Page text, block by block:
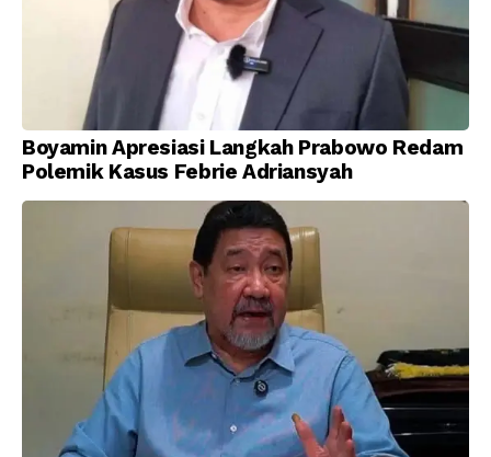
Boyamin Apresiasi Langkah Prabowo Redam
Polemik Kasus Febrie Adriansyah